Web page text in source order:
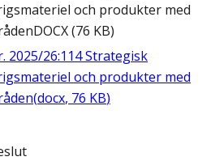
och produkter med
DOCX(76 KB)
2025/26:114 Strategisk
och produkter med
(docx, 76 KB)